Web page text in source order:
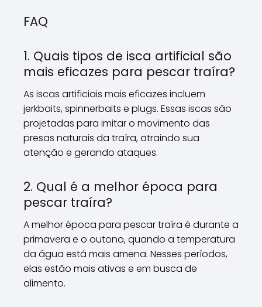
FAQ
1. Quais tipos de isca artificial são
mais eficazes para pescar traíra?
As iscas artificiais mais eficazes incluem
jerkbaits, spinnerbaits e plugs. Essas iscas são
projetadas para imitar o movimento das
presas naturais da traíra, atraindo sua
atenção e gerando ataques.
2. Qual é a melhor época para
pescar traíra?
A melhor época para pescar traíra é durante a
primavera e o outono, quando a temperatura
da água está mais amena. Nesses períodos,
elas estão mais ativas e em busca de
alimento.